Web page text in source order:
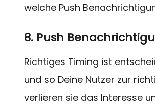
welche Push
8. Push
Richtiges Timing ist
und so Deine Nutzer zur
verlieren sie das Interesse